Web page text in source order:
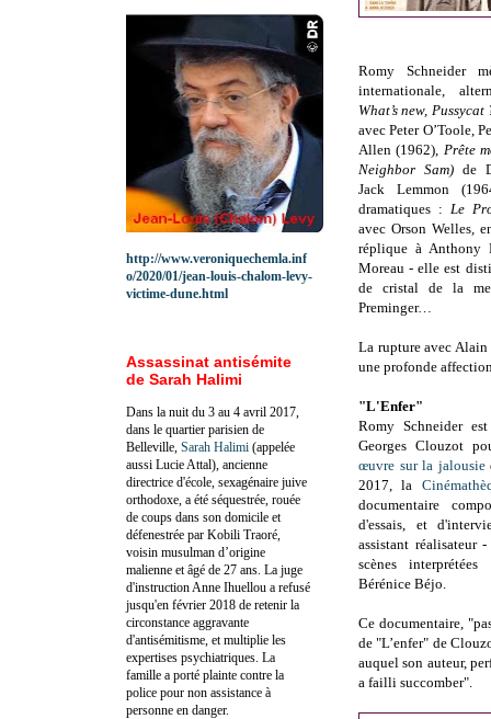
Romy Schneider
internationale,
What’s new,
avec Peter O’Toole,
Allen (1962), Prête
Neighbor Sam) de
Jack Lemmon
dramatiques : Le
avec Orson Welles,
réplique àAnthony
Moreau - elle est
de cristal de la
Preminger…
La rupture avec
une profonde
"L'Enfer"
Romy Schneider
Georges Clouzot
œuvre sur la jalousie
2017, la
documentaire
d'essais, et
assistant réalisateur
scènes
Bérénice Béjo.
Ce documentaire,
de "L’enfer" de
auquel son auteur,
a failli succomber".
http://www.veroniquechemla.inf
o/2020/01/jean-louis-chalom-levy-
victime-dune.html
Assassinat antisémite
de Sarah Halimi
Dans la nuit du 3 au 4 avril 2017,
dans le quartier parisien de
Belleville, Sarah Halimi (appelée
aussi Lucie Attal), ancienne
directrice d'école, sexagénaire juive
orthodoxe, a été séquestrée, rouée
de coups dans son domicile et
défenestrée par Kobili Traoré,
voisin musulman d’origine
malienne et âgé de 27 ans. La juge
d'instruction Anne Ihuellou a refusé
jusqu'en février 2018 de retenir la
circonstance aggravante
d'antisémitisme, et multiplie les
expertises psychiatriques. La
famille a porté plainte contre la
police pour non assistance à
personne en danger.